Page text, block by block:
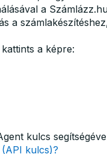
a
a
a képre:
kulcs
kulcs)?